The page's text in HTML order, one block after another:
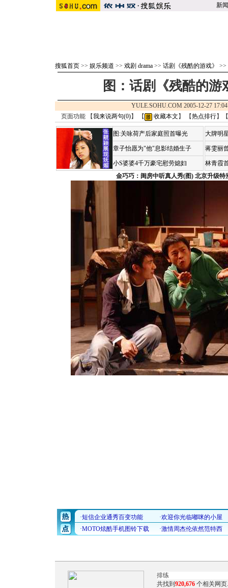
新闻
搜狐首页 >> 娱乐频道 >> 戏剧 drama >> 话剧《残酷的游戏》 >>
图：话剧《残酷的
YULE.SOHU.COM 2005-12-27
页面功能 【我来说两句(0)】 【 收藏本文 】 【热点排行】【
图:关咏荷产后家庭照首曝光
章子怡愿为"他"息影结婚生子
小S婆婆4千万豪宅慰劳媳妇
大牌明
蒋雯丽
林青霞
金巧巧：闺房中听真人秀(图) 北京升级特
共找到 920,676 个相关网页.